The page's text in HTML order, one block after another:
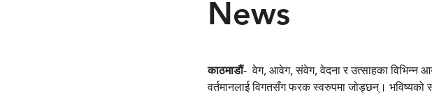
News
काठमाडौं- वेग, आवेग, संवेग, वेदना र उत्साहका विभिन्न
वर्तमानलाई विगतसँग फरक स्वरुपमा जोड्छन्। भविष्यको